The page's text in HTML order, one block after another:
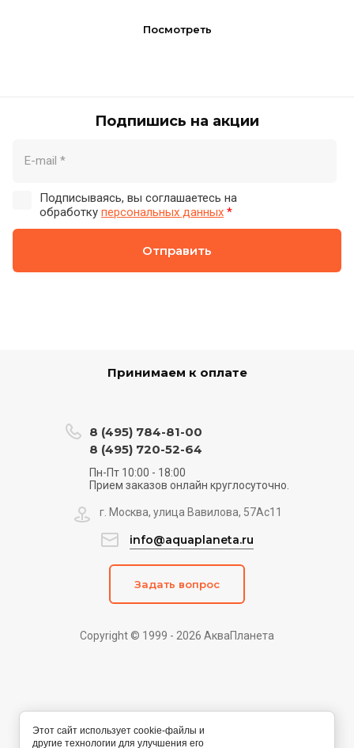
Посмотреть
Подпишись на акции
Подписываясь, вы соглашаетесь на
обработку персональных данных *
Отправить
Принимаем к оплате
Copyright © 1999 - 2026 АкваПланета
8 (495) 784-81-00
8 (495) 720-52-64
Пн-Пт 10:00 - 18:00
Прием заказов онлайн круглосуточно.
г. Москва, улица Вавилова, 57Ас11
info@aquaplaneta.ru
Задать вопрос
Этот сайт использует cookie-файлы и
другие технологии для улучшения его